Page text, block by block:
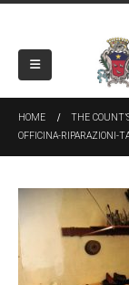
HOME
THE
OFFICINA-RIPARAZIONI-